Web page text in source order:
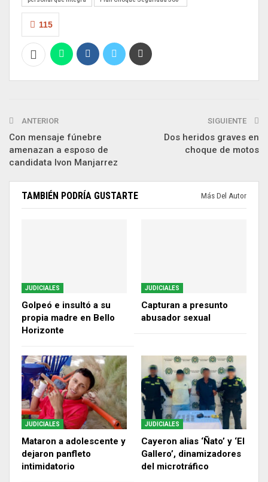
115
ANTERIOR
Con mensaje fúnebre
amenazan a esposo de
candidata Ivon Manjarrez
SIGUIENTE
Dos heridos graves en
choque de motos
TAMBIÉN PODRÍA GUSTARTE Más Del Autor
JUDICIALES
Golpeó e insultó a su
propia madre en Bello
Horizonte
JUDICIALES
Capturan a presunto
abusador sexual
JUDICIALES
Mataron a adolescente y
dejaron panfleto
intimidatorio
JUDICIALES
Cayeron alias ‘Ñato’ y ‘El
Gallero’, dinamizadores
del microtráfico